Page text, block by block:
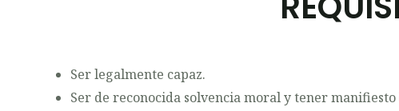
Ser legalmente capaz.
Ser de reconocida solvencia moral y tener